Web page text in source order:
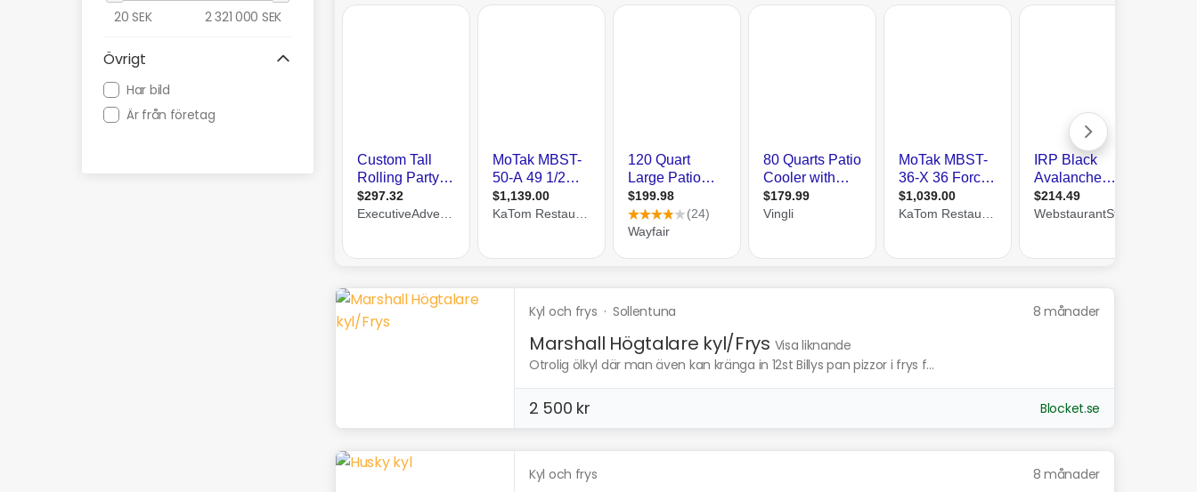
20 SEK 2 321 000 SEK
Övrigt
Har bild
Är från företag
Kyl och frys · Sollentuna 8 månader
Marshall Högtalare kyl/Frys Visa liknande
Otrolig ölkyl där man även kan kränga in 12st Billys pan pizzor i frys f...
2 500 kr Blocket.se
Kyl och frys 8 månader